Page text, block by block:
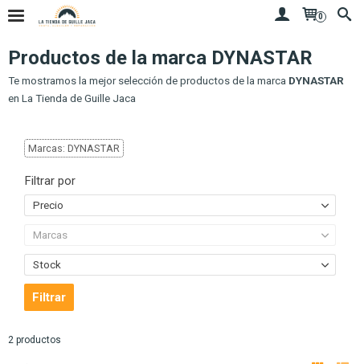
0
Productos de la marca DYNASTAR
Te mostramos la mejor selección de productos de la marca DYNASTAR
en La Tienda de Guille Jaca
Marcas: DYNASTAR
Filtrar por
Precio
Marcas
Stock
2 productos